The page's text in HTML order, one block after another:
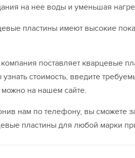
на нее воды и уменьшая
пластины имеют высокие
поставляет кварцевые
узнать стоимость, введите
можно на нашем сайте.
нам по телефону, вы сможете
пластины для любой марки